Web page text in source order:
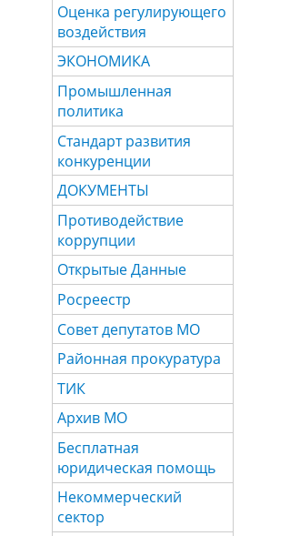
Оценка регулирующего
воздействия
ЭКОНОМИКА
Промышленная
политика
Стандарт развития
конкуренции
ДОКУМЕНТЫ
Противодействие
коррупции
Открытые Данные
Росреестр
Совет депутатов МО
Районная прокуратура
ТИК
Архив МО
Бесплатная
юридическая помощь
Некоммерческий
сектор